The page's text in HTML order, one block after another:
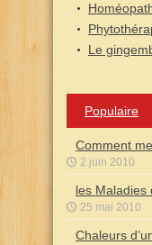
Le
Populaire
Comment
2 juin 2010
les Maladies
25 mai 2010
Chaleurs